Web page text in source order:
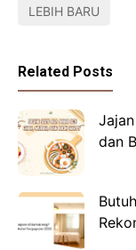
LEBIH BARU
Related Posts
dan